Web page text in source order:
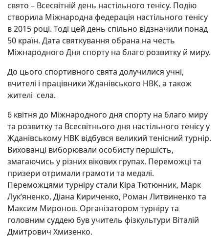
свято – Всесвітній день настільного тенісу. Подію
створила Міжнародна федерація настільного тенісу
в 2015 році. Тоді цей день спільно відзначили понад
50 країн. Дата святкування обрана на честь
Міжнародного Дня спорту на благо розвитку й миру.
До цього спортивного свята долучилися учні,
вчителі і працівники Жданівського НВК, а також
жителі села.
6 квітня до Міжнародного дня спорту на благо миру
та розвитку та Всесвітнього дня настільного тенісу у
Жданівському НВК відбувся великий тенісний турнір.
Вихованці виборювали особисту першість,
змагаючись у різних вікових групах. Переможці та
призери отримали грамоти та медалі.
Переможцями турніру стали Кіра Тютюнник, Марк
Лук’яненко, Діана Кириченко, Роман Литвиненко та
Максим Миронов. Організатором турніру та
головним суддею був учитель фізкультури Віталій
Дмитрович Хмизенко.